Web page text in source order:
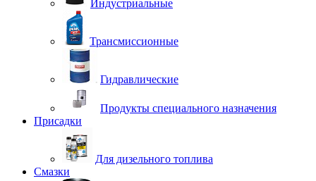
Индустриальные
Трансмиссионные
Гидравлические
Продукты специального назначения
Присадки
Для дизельного топлива
Смазки